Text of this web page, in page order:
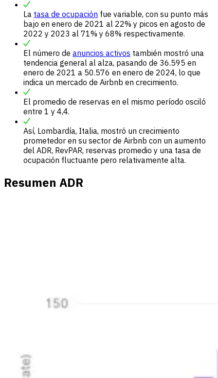
La tasa de ocupación fue variable, con su punto más
bajo en enero de 2021 al 22% y picos en agosto de
2022 y 2023 al 71% y 68% respectivamente.
El número de anuncios activos también mostró una
tendencia general al alza, pasando de 36.595 en
enero de 2021 a 50.576 en enero de 2024, lo que
indica un mercado de Airbnb en crecimiento.
El promedio de reservas en el mismo período osciló
entre 1 y 4,4.
Así, Lombardía, Italia, mostró un crecimiento
prometedor en su sector de Airbnb con un aumento
del ADR, RevPAR, reservas promedio y una tasa de
ocupación fluctuante pero relativamente alta.
Resumen ADR